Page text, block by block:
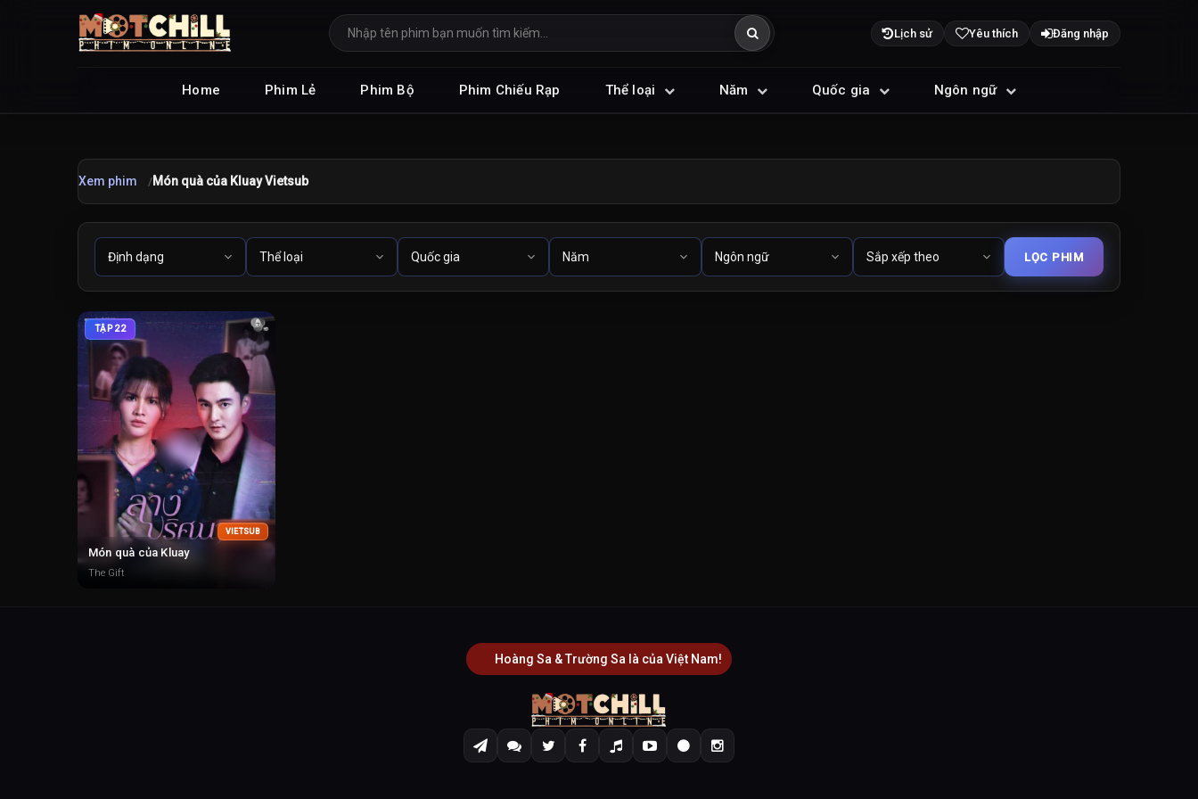
Lịch sử Yêu thích Đăng nhập
Home Phim Lẻ Phim Bộ Phim Chiếu Rạp Thể loại Năm Quốc gia Ngôn ngữ
Xem phim Món quà của Kluay Vietsub
TẬP 22
VIETSUB
Món quà của Kluay
The Gift
Hoàng Sa & Trường Sa là của Việt Nam!